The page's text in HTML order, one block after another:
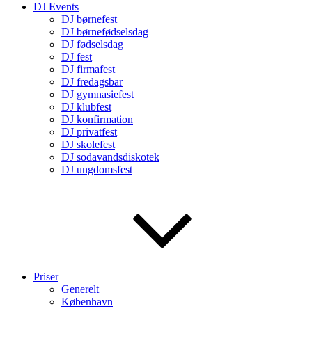
DJ Events
DJ børnefest
DJ børnefødselsdag
DJ fødselsdag
DJ fest
DJ firmafest
DJ fredagsbar
DJ gymnasiefest
DJ klubfest
DJ konfirmation
DJ privatfest
DJ skolefest
DJ sodavandsdiskotek
DJ ungdomsfest
Priser
Generelt
København